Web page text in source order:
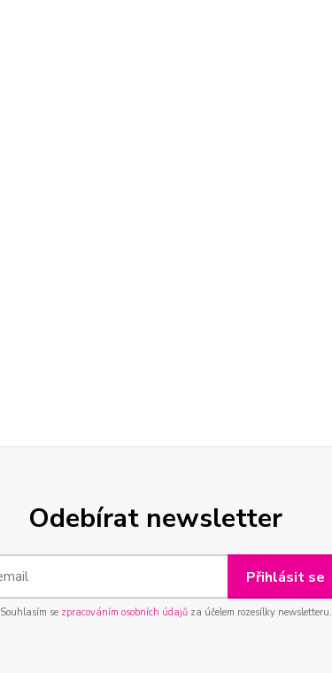
Odebírat newsletter
Přihlásit se
Souhlasím se zpracováním osobních údajůza účelem rozesílky newsletteru.